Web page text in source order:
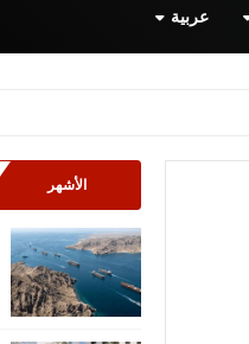
عربية
الأشهر